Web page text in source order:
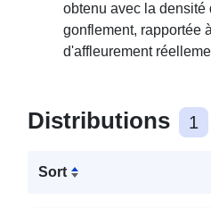
obtenu avec la densité
gonflement, rapportée
d'affleurement
Distributions 1
Sort